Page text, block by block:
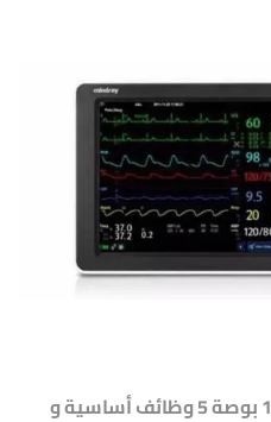
جهاز مراقبة المريض مندراي 10 بوصة 5 وظائف أساسية و